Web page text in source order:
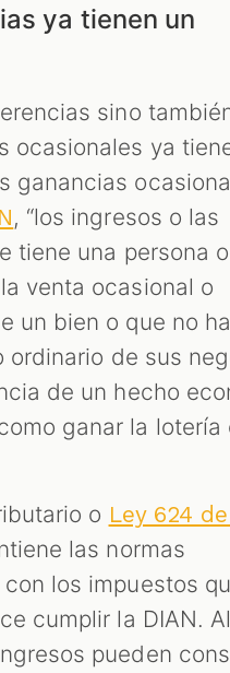
ya tienen un
sino
ocasionales ya
ganancias
, “los ingresos o las
tiene una persona
venta ocasional o
un bien o que no
ordinario de sus
de un hecho
ganar la lotería
o Ley 624
las normas
los impuestos
cumplir la DIAN.
pueden